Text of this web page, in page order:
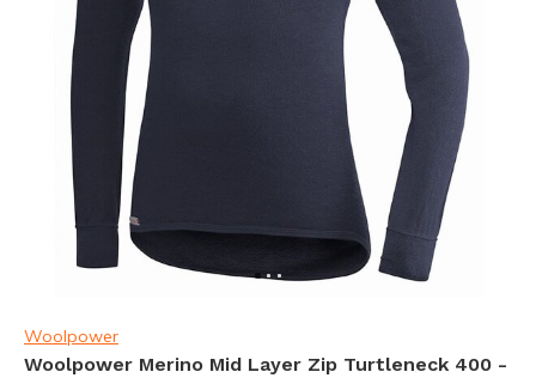
Woolpower
Woolpower Merino Mid Layer Zip Turtleneck 400 -